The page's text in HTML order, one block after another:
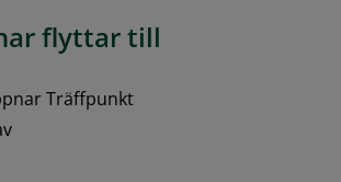
flyttar till
Träffpunkt